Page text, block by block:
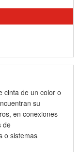
cinta de un color o
su
en conexiones
de
o sistemas